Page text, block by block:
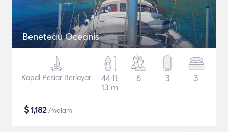
Beneteau Oceanis
Kapal Pesiar Berlayar
44 ft
13 m
6 3 3
$1,182/malam